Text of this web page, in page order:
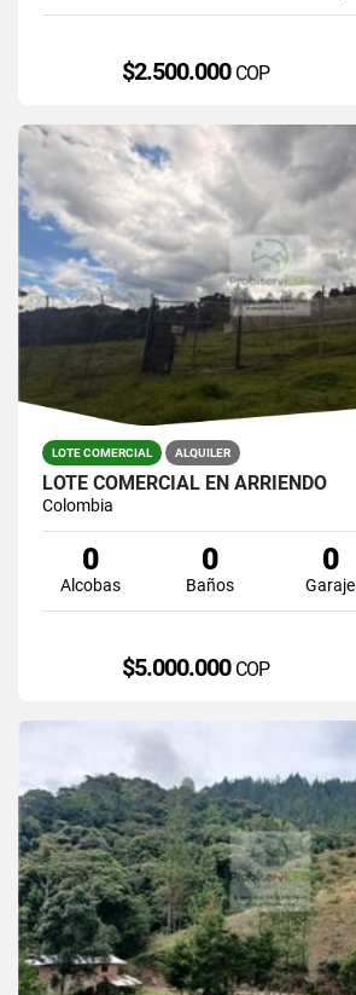
$2.500.000 COP
LOTE COMERCIAL ALQUILER
LOTE COMERCIAL EN ARRIENDO
Colombia
0
Alcobas
0
Baños
0
Garaje
$5.000.000 COP